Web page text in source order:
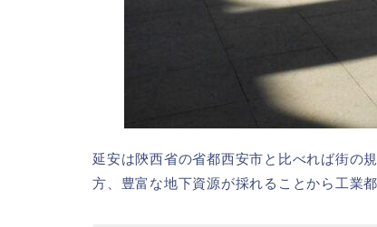
延安は陝西省の省都西安市と比べれば街の
方、豊富な地下資源が採れることから工業